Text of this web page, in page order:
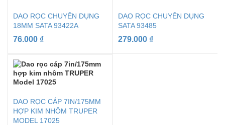
DAO RỌC CHUYÊN DỤNG
18MM SATA 93422A
76.000 ₫
DAO RỌC CHUYÊN DỤNG
SATA 93485
279.000 ₫
DAO RỌC CÁP 7IN/175MM
HỢP KIM NHÔM TRUPER
MODEL 17025